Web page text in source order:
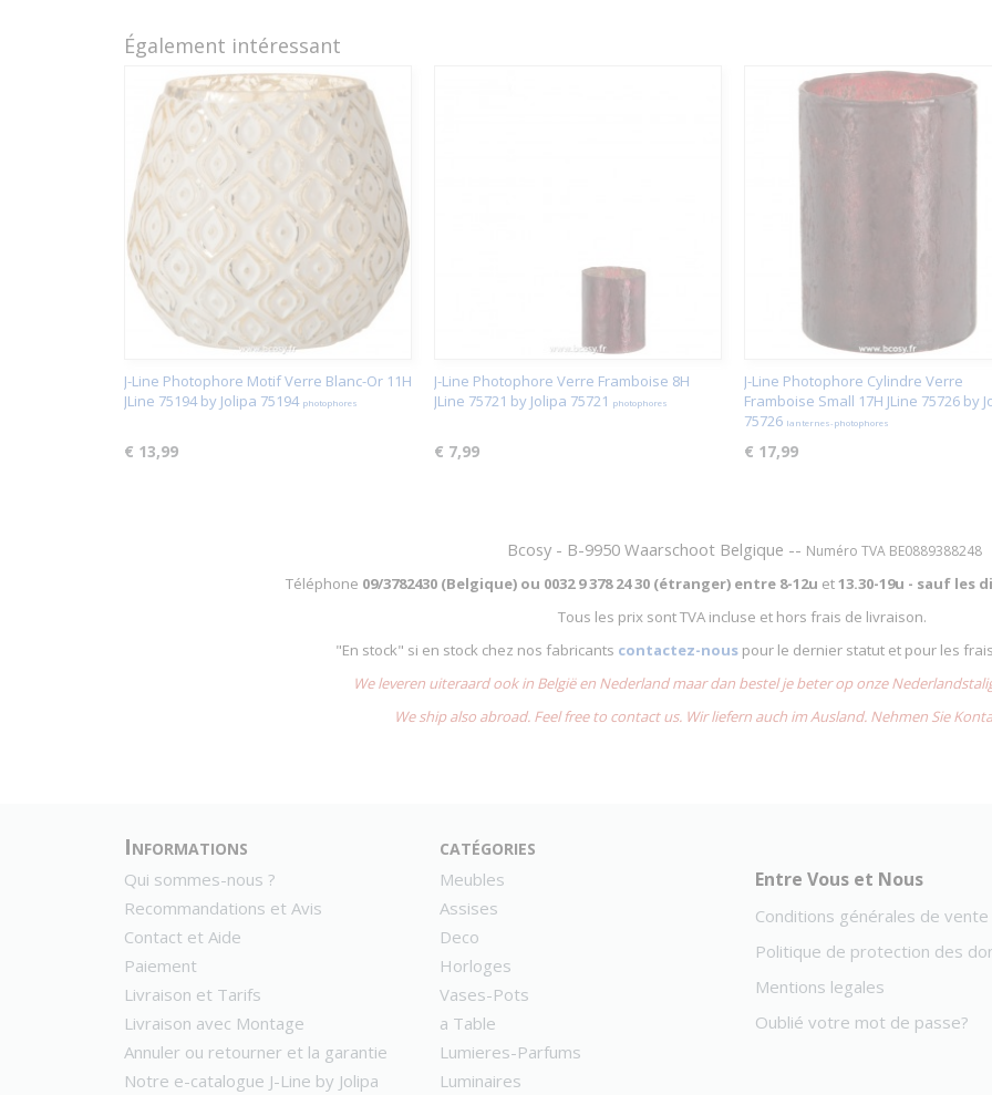
Également intéressant
J-Line Photophore Motif Verre Blanc-Or 11H
JLine 75194 by Jolipa 75194 photophores
€ 13,99
J-Line Photophore Verre Framboise 8H
JLine 75721 by Jolipa 75721 photophores
€ 7,99
J-Line Photophore Cylindre Verre
Framboise Small 17H JLine 75726 by
75726 lanternes-photophores
€ 17,99
Bcosy - B-9950 Waarschoot Belgique -- Numéro TVA BE0889388248
Téléphone 09/3782430 (Belgique) ou 0032 9 378 24 30 (étranger) entre 8-12u et13.30-19u - sauf les
Tous les prix sont TVA incluse et hors frais de livraison.
"En stock" si en stock chez nos fabricants contactez-nouspour le dernier statut et pour les
We leveren uiteraard ook in België en Nederland maar dan bestel je beter op onze
We ship also abroad. Feel free to contact us. Wir liefern auch im Ausland. Nehmen Sie
Informations
Qui sommes-nous ?
Recommandations et Avis
Contact et Aide
Paiement
Livraison et Tarifs
Livraison avec Montage
Annuler ou retourner et la garantie
Notre e-catalogue J-Line by Jolipa
catégories
Meubles
Assises
Deco
Horloges
Vases-Pots
a Table
Lumieres-Parfums
Luminaires
Entre Vous et Nous
Conditions générales de vente
Politique de protection des
Mentions legales
Oublié votre mot de passe?